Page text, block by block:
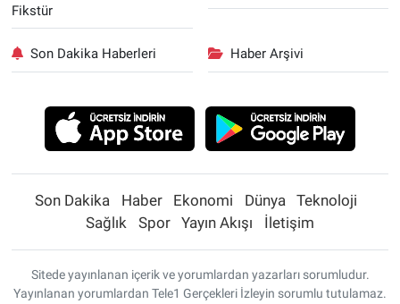
Fikstür
Son Dakika Haberleri Haber Arşivi
Son Dakika Haber Ekonomi Dünya
Teknoloji
Sağlık
Spor Yayın Akışı İletişim
Sitede yayınlanan içerik ve yorumlardan yazarları sorumludur.
Yayınlanan yorumlardan Tele1 Gerçekleri İzleyin sorumlu tutulamaz.